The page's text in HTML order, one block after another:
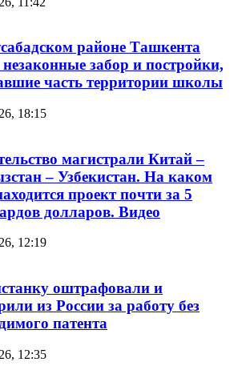
районе Ташкента
незаконные забор и постройки,
часть территории школы
18:15
магистрали Китай –
– Узбекистан. На каком
проект почти за 5
долларов. Видео
12:19
оштрафовали и
из России за работу без
патента
12:35